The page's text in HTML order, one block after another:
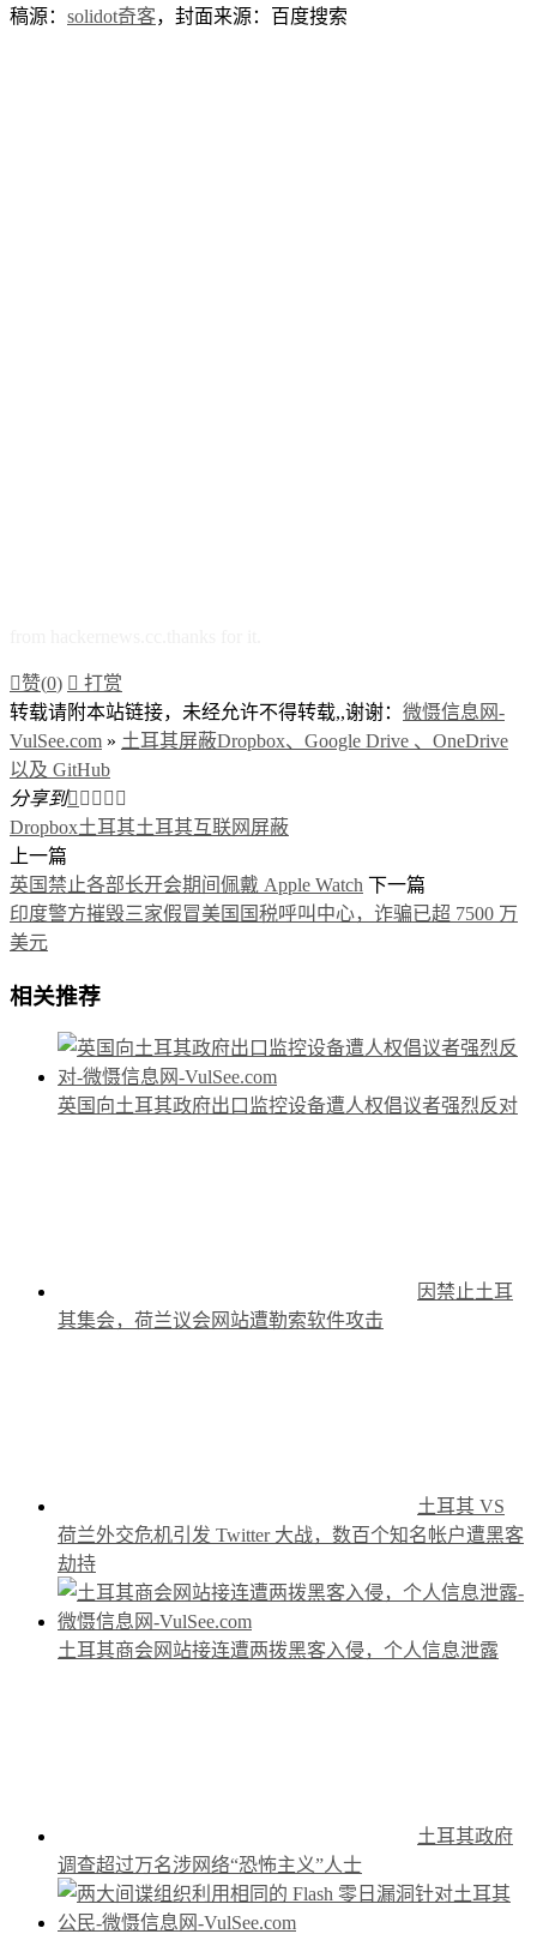
稿源： solidot奇客，封面来源：百度搜索
赞(0)  打赏
转载请附本站链接，未经允许不得转载,,谢谢： 微慑信息网-
VulSee.com » 土耳其屏蔽Dropbox、Google Drive 、OneDrive
以及 GitHub
分享到    
Dropbox土耳其土耳其互联网屏蔽
上一篇
英国禁止各部长开会期间佩戴 Apple Watch 下一篇
印度警方摧毁三家假冒美国国税呼叫中心，诈骗已超 7500 万
美元
相关推荐
英国向土耳其政府出口监控设备遭人权倡议者强烈反对
因禁止土耳
其集会，荷兰议会网站遭勒索软件攻击
土耳其 VS
荷兰外交危机引发 Twitter 大战，数百个知名帐户遭黑客
劫持
土耳其商会网站接连遭两拨黑客入侵，个人信息泄露
土耳其政府
调查超过万名涉网络“恐怖主义”人士